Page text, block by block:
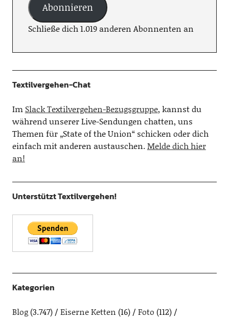
Abonnieren
Schließe dich 1.019 anderen Abonnenten an
Textilvergehen-Chat
Im Slack Textilvergehen-Bezugsgruppe, kannst du
während unserer Live-Sendungen chatten, uns
Themen für „State of the Union“ schicken oder dich
einfach mit anderen austauschen.Melde dich hier
an!
Unterstützt Textilvergehen!
Kategorien
Blog(3.747) Eiserne Ketten (16) Foto (112)